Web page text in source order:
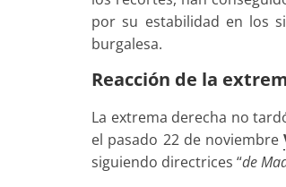
por su estabilidad en los
burgalesa.
Reacción de la
La extrema derecha no
el pasado 22 de noviembre
siguiendo directrices “de